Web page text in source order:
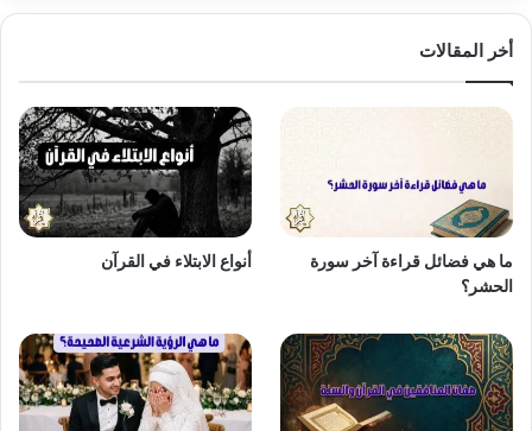
أخر المقالات
ما هي فضائل قراءة آخر سورة
الحشر؟
أنواع الابتلاء في القرآن